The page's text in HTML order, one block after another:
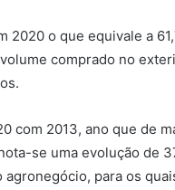
2020 o que equivale a
comprado no
.
com 2013, ano que de
se uma evolução de
para os